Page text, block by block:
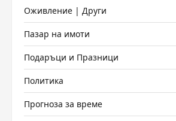
Оживление | Други
Пазар на имоти
Подаръци и Празници
Политика
Прогноза за време